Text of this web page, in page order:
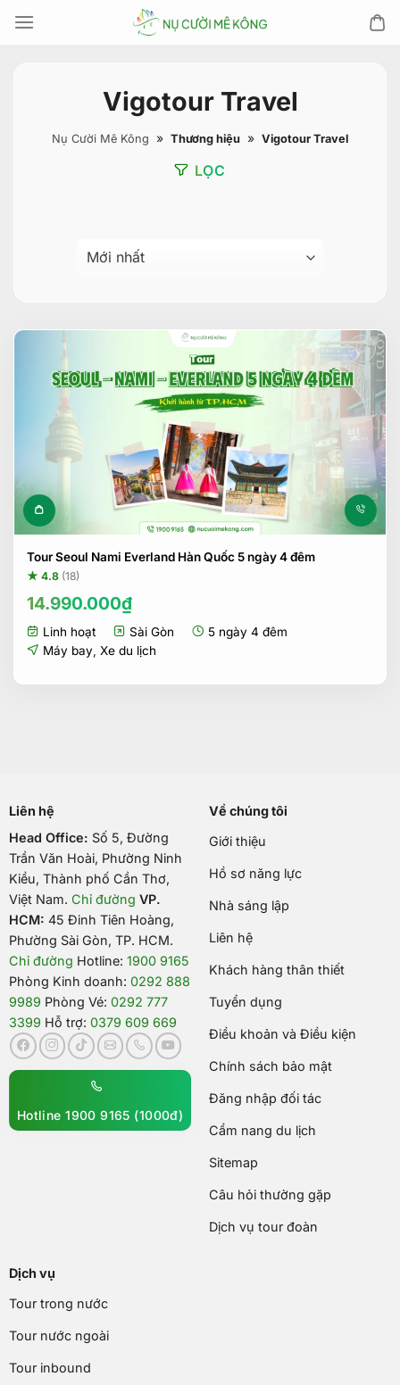
đến
Vigotour Travel
Nụ Cười Mê Kông » Thương hiệu » Vigotour Travel
LỌC
Tour Seoul Nami Everland Hàn Quốc 5 ngày 4 đêm
★ 4.8 (18)
14.990.000₫
Linh hoạt Sài Gòn
5 ngày 4 đêm
Máy bay, Xe du lịch
Liên hệ
Head Office: Số 5, Đường
Trần Văn Hoài, Phường Ninh
Kiều, Thành phố Cần Thơ,
Việt Nam. Chỉ đường VP.
HCM: 45 Đinh Tiên Hoàng,
Phường Sài Gòn, TP. HCM.
Chỉ đường Hotline: 1900 9165
Phòng Kinh doanh: 0292 888
9989 Phòng Vé: 0292 777
3399 Hỗ trợ: 0379 609 669
Hotline 1900 9165 (1000đ)
Về chúng tôi
Giới thiệu
Hồ sơ năng lực
Nhà sáng lập
Liên hệ
Khách hàng thân thiết
Tuyển dụng
Điều khoản và Điều kiện
Chính sách bảo mật
Đăng nhập đối tác
Cẩm nang du lịch
Sitemap
Câu hỏi thường gặp
Dịch vụ tour đoàn
Dịch vụ
Tour trong nước
Tour nước ngoài
Tour inbound